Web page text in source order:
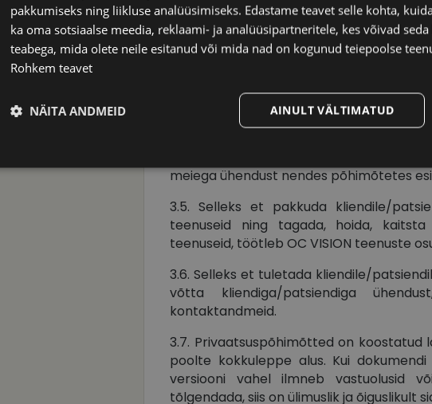
3.3. OC VISION võib isikuandmete
töötlejaid. Sellisel juhul võtab OC
valitud töötlejad töötlevad isikuandmeid
kohaldatavate õigusaktidega,
töötlejatega OC VISION koostööd
nendes privaatsuspõhimõtetes esitatud
3.4. Kui OC VISION ajakohastab
versioon OC VISIONi veebisaidil;
meiega ühendust nendes põhimõtetes
3.5. Selleks et pakkuda kliendile/
teenuseid ning tagada, hoida,
teenuseid, töötleb OC VISION teenuste
3.6. Selleks et tuletada kliendile/
võtta kliendiga/patsiendiga
kontaktandmeid.
3.7. Privaatsuspõhimõtted on koostatud
poolte kokkuleppe alus. Kui
versiooni vahel ilmneb vastuolusid
tõlgendada, siis on ülimuslik ja õiguslikult
pakkumiseks ning liikluse analüüsimiseks. Edastame teavet selle kohta,
ka oma sotsiaalse meedia, reklaami- ja analüüsipartneritele, kes võivad
teabega, mida olete neile esitanud või mida nad on kogunud teiepoolse
Rohkem teavet
AINULT VÄLTIMATUD
NÄITA ANDMEID
Vajalik Statistika Turustamine Eelistused
Vajalikud küpsised aitavad parandada kodulehe kasutamismugavust, võimaldades
ja juurdepääsu saidi kaitstud aladele. Koduleht ei tööta ilma nende küpsisteta korralikult.
Aegumine Kirjeldus
vizionette.ee
1 aasta
CookieScript
11 kuud 4
Teenus Cookie-Script.com kasutab seda